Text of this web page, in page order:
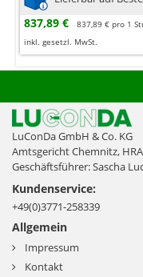
837,89 €
837,89 € pro 1
inkl. gesetzl. MwSt.
LuConDa GmbH & Co. KG
Amtsgericht Chemnitz,
Geschäftsführer: Sascha
Kundenservice:
+49(0)3771-258339
Allgemein
Impressum
Kontakt